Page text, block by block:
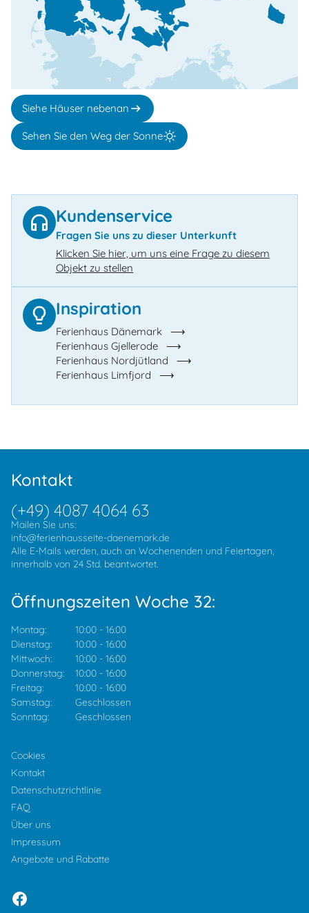
Siehe Häuser nebenan
Sehen Sie den Weg der Sonne
Kundenservice
Fragen Sie uns zu dieser Unterkunft
Klicken Sie hier, um uns eine Frage zu diesem
Objekt zu stellen
Inspiration
Ferienhaus Dänemark
Ferienhaus Gjellerode
Ferienhaus Nordjütland
Ferienhaus Limfjord
Kontakt
(+49) 4087 4064 63
Mailen Sie uns:
info@ferienhausseite-daenemark.de
Alle E-Mails werden, auch an Wochenenden und Feiertagen,
innerhalb von 24 Std. beantwortet.
Öffnungszeiten Woche 32:
Montag: 10:00 - 16:00
Dienstag:
10:00 - 16:00
Mittwoch:
10:00 - 16:00
Donnerstag:
10:00 - 16:00
Freitag:
10:00 - 16:00
Samstag:
Geschlossen
Sonntag:
Geschlossen
Cookies
Kontakt
Datenschutzrichtlinie
FAQ
Über uns
Impressum
Angebote und Rabatte